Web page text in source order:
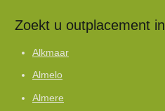
Zoekt u outplacement in
Alkmaar
Almelo
Almere